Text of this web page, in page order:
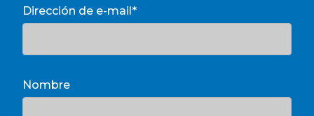
Dirección de e-mail*
Nombre